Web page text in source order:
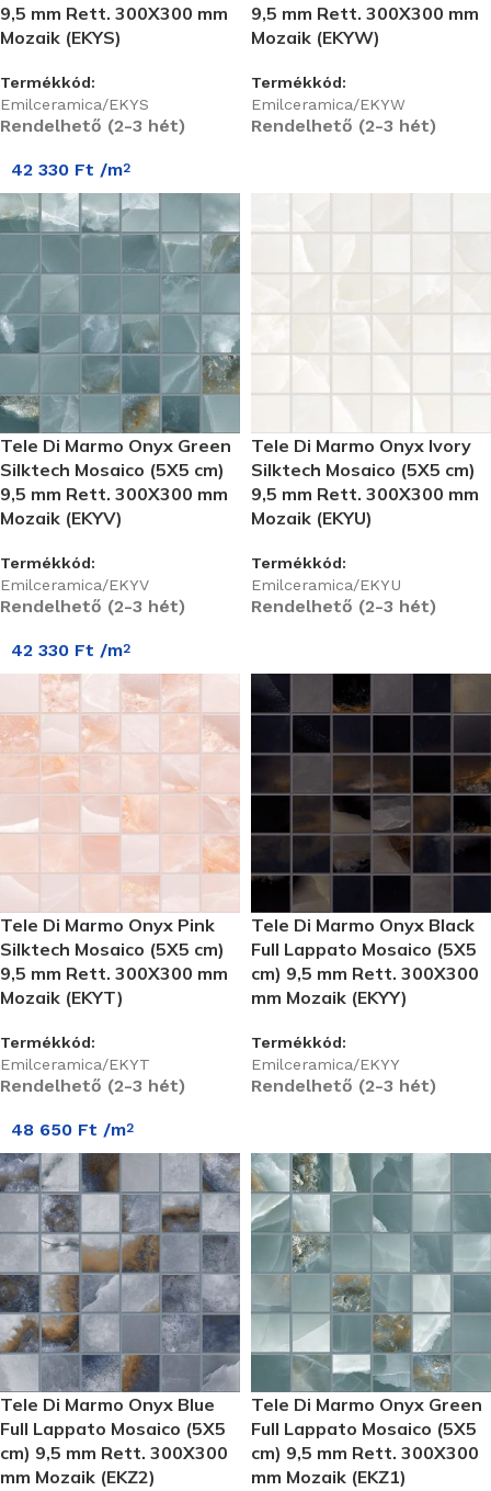
9,5 mm Rett. 300X300 mm
Mozaik (EKYS)
Termékkód:
Emilceramica/EKYS
Rendelhető (2-3 hét)
9,5 mm Rett. 300X300 mm
Mozaik (EKYW)
Termékkód:
Emilceramica/EKYW
Rendelhető (2-3 hét)
42 330 Ft /m2
Tele Di Marmo Onyx Green
Silktech Mosaico (5X5 cm)
9,5 mm Rett. 300X300 mm
Mozaik (EKYV)
Termékkód:
Emilceramica/EKYV
Rendelhető (2-3 hét)
Tele Di Marmo Onyx Ivory
Silktech Mosaico (5X5 cm)
9,5 mm Rett. 300X300 mm
Mozaik (EKYU)
Termékkód:
Emilceramica/EKYU
Rendelhető (2-3 hét)
42 330 Ft /m2
Tele Di Marmo Onyx Pink
Silktech Mosaico (5X5 cm)
9,5 mm Rett. 300X300 mm
Mozaik (EKYT)
Termékkód:
Emilceramica/EKYT
Rendelhető (2-3 hét)
Tele Di Marmo Onyx Black
Full Lappato Mosaico (5X5
cm) 9,5 mm Rett. 300X300
mm Mozaik (EKYY)
Termékkód:
Emilceramica/EKYY
Rendelhető (2-3 hét)
48 650 Ft /m2
Tele Di Marmo Onyx Blue
Full Lappato Mosaico (5X5
cm) 9,5 mm Rett. 300X300
mm Mozaik (EKZ2)
Tele Di Marmo Onyx Green
Full Lappato Mosaico (5X5
cm) 9,5 mm Rett. 300X300
mm Mozaik (EKZ1)